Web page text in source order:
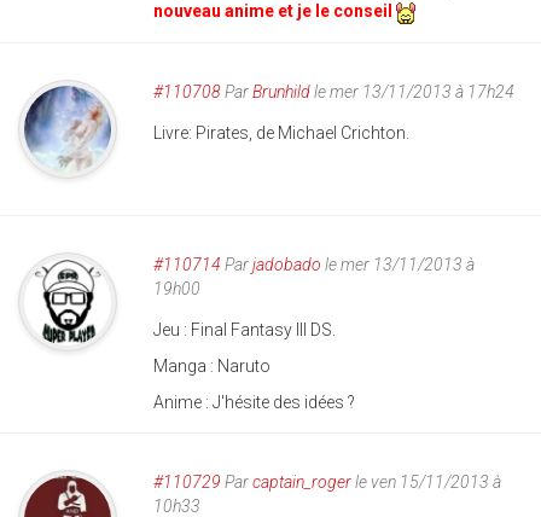
nouveau anime et je le conseil
#110708ParBrunhildle mer 13/11/2013 à 17h24
Livre: Pirates, de Michael Crichton.
#110714 Parjadobado le mer 13/11/2013 à
19h00
Jeu : Final Fantasy III DS.
Manga : Naruto
Anime : J'hésite des idées ?
#110729 Parcaptain_rogerle ven 15/11/2013 à
10h33